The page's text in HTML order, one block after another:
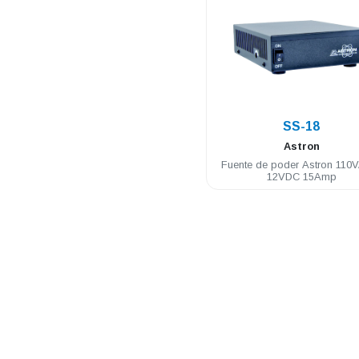
SS-18
Astron
Fuente de poder Astron
12VDC 15Amp